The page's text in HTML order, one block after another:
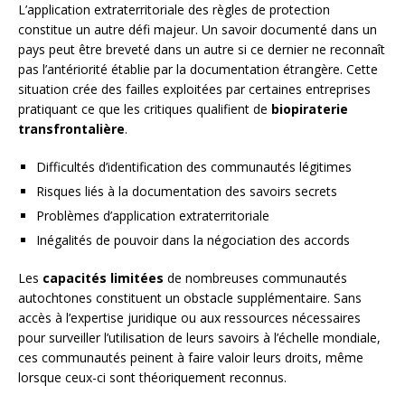
L’application extraterritoriale des règles de protection
constitue un autre défi majeur. Un savoir documenté dans un
pays peut être breveté dans un autre si ce dernier ne reconnaît
pas l’antériorité établie par la documentation étrangère. Cette
situation crée des failles exploitées par certaines entreprises
pratiquant ce que les critiques qualifient de biopiraterie
transfrontalière.
Difficultés d’identification des communautés légitimes
Risques liés à la documentation des savoirs secrets
Problèmes d’application extraterritoriale
Inégalités de pouvoir dans la négociation des accords
Les capacités limitées de nombreuses communautés
autochtones constituent un obstacle supplémentaire. Sans
accès à l’expertise juridique ou aux ressources nécessaires
pour surveiller l’utilisation de leurs savoirs à l’échelle mondiale,
ces communautés peinent à faire valoir leurs droits, même
lorsque ceux-ci sont théoriquement reconnus.